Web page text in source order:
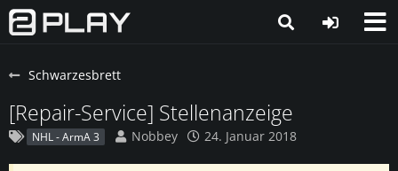
Schwarzesbrett
[Repair-Service] Stellenanzeige
NHL - ArmA 3 Nobbey 24. Januar 2018